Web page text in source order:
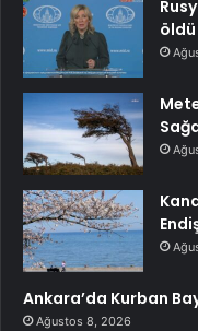
öldü
Ankara’da Kurban
Ağustos 8, 2026